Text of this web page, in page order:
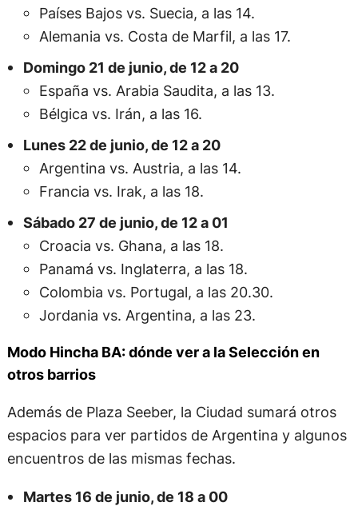
Países Bajos vs. Suecia, a las 14.
Alemania vs. Costa de Marfil, a las 17.
Domingo 21 de junio, de 12 a 20
España vs. Arabia Saudita, a las 13.
Bélgica vs. Irán, a las 16.
Lunes 22 de junio, de 12 a 20
Argentina vs. Austria, a las 14.
Francia vs. Irak, a las 18.
Sábado 27 de junio, de 12 a 01
Croacia vs. Ghana, a las 18.
Panamá vs. Inglaterra, a las 18.
Colombia vs. Portugal, a las 20.30.
Jordania vs. Argentina, a las 23.
Modo Hincha BA: dónde ver a la Selección en
otros barrios
Además de Plaza Seeber, la Ciudad sumará otros
espacios para ver partidos de Argentina y algunos
encuentros de las mismas fechas.
Martes 16 de junio, de 18 a 00